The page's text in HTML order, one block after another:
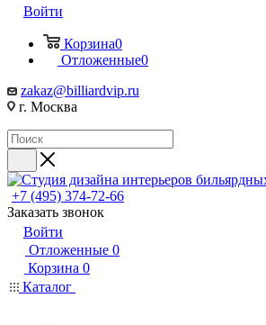
Войти
Корзина0
Отложенные0
zakaz@billiardvip.ru
г. Москва
+7 (495) 374-72-66
Заказать звонок
Войти
Отложенные 0
Корзина 0
Каталог